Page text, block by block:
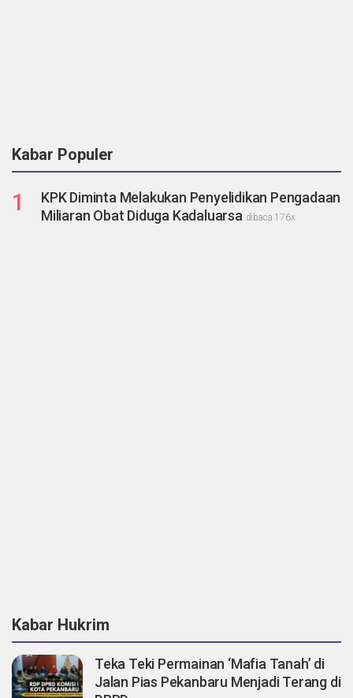
Kabar Populer
1
KPK Diminta Melakukan Penyelidikan Pengadaan
Miliaran Obat Diduga Kadaluarsa dibaca 176x
Kabar Hukrim
Teka Teki Permainan ‘Mafia Tanah’ di
Jalan Pias Pekanbaru Menjadi Terang di